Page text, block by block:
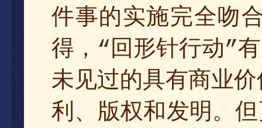
件事的实施完全吻
得， “ 回形针行动”
未见过的具有商业
利、版权和发明。